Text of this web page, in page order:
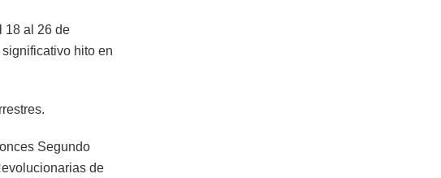
18 al 26 de
hito en
Segundo
de